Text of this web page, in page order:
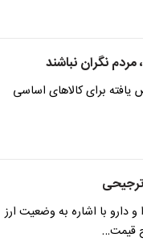
نگران نباشند
برای کالاهای اساسی
دارو با اشاره به وضعیت ارز